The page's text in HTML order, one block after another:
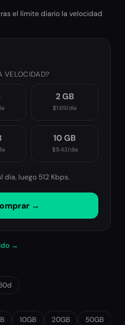
el límite diario la velocidad
VELOCIDAD?
2 GB
$1.69/día
10 GB
$9.43/día
día, luego 512 Kbps.
→
→
10GB 20GB 50GB